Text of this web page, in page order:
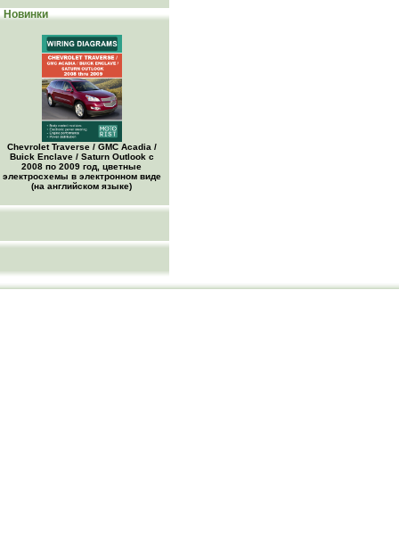
Новинки
Chevrolet Traverse / GMC Acadia /
Buick Enclave / Saturn Outlook с
2008 по 2009 год, цветные
электросхемы в электронном виде
(на английском языке)